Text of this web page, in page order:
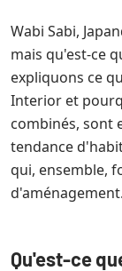
Wabi Sabi,
mais qu'est-ce
expliquons ce
Interior et
combinés, sont
tendance
qui, ensemble,
d'aménagement.
Qu'est-ce